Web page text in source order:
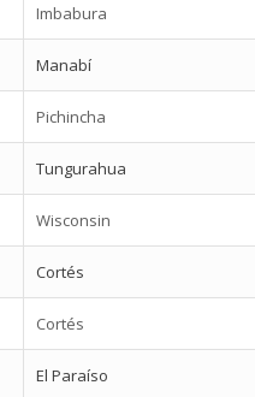
Imbabura
Manabí
Pichincha
Tungurahua
Wisconsin
Cortés
Cortés
El Paraíso